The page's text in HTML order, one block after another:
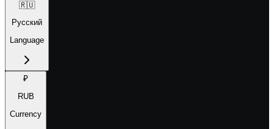
🇷🇺
Русский
Language
₽
RUB
Currency